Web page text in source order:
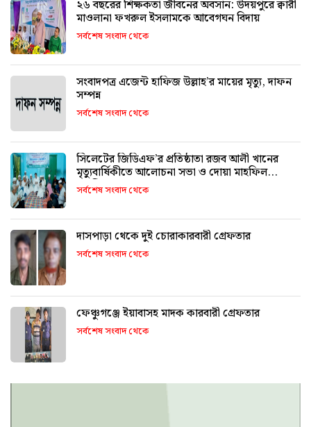
২৬ বছরের শিক্ষকতা জীবনের অবসান: উদয়পুরে ক্বারী
মাওলানা ফখরুল ইসলামকে আবেগঘন বিদায়
সর্বশেষ সংবাদ থেকে
সংবাদপত্র এজেন্ট হাফিজ উল্লাহ’র মায়ের মৃত্যু, দাফন
সম্পন্ন
সর্বশেষ সংবাদ থেকে
সিলেটের জিডিএফ’র প্রতিষ্ঠাতা রজব আলী খানের
মৃত্যুবার্ষিকীতে আলোচনা সভা ও দোয়া মাহফিল
অনুষ্ঠিত
সর্বশেষ সংবাদ থেকে
দাসপাড়া থেকে দুই চোরাকারবারী গ্রেফতার
সর্বশেষ সংবাদ থেকে
ফেঞ্চুগঞ্জে ইয়াবাসহ মাদক কারবারী গ্রেফতার
সর্বশেষ সংবাদ থেকে